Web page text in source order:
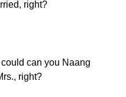
right?
can you Naang
right?